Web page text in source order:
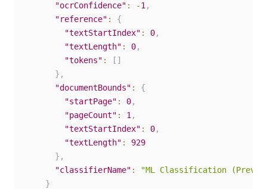
"ocrConfidence" : -1 ,
"reference" :
{
"textStartIndex" : 0,
"textLength" : 0,
"tokens" : [ ]
} ,
"documentBounds" :
{
"startPage" : 0,
"pageCount" : 1 ,
"textStartIndex" : 0,
"textLength" :
929
} ,
"classifierName" :
"ML Classification
}